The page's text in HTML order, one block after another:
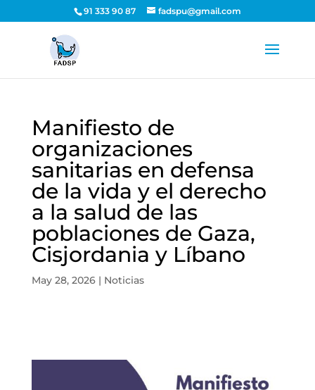
91 333 90 87 fadspu@gmail.com
Manifiesto de
organizaciones
sanitarias en defensa
de la vida y el derecho
a la salud de las
poblaciones de Gaza,
Cisjordania y Líbano
May 28, 2026| Noticias